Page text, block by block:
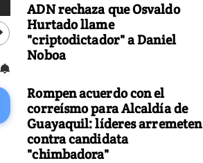
ADN rechaza que Osvaldo
Hurtado llame
"criptodictador" a Daniel
Noboa
Rompen acuerdo con el
correísmo para Alcaldía de
Guayaquil: líderes arremeten
contra candidata
"chimbadora"